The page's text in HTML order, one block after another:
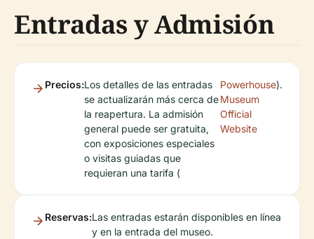
Entradas y Admisión
Precios:Los detalles de las entradas
se actualizarán más cerca de
la reapertura. La admisión
general puede ser gratuita,
con exposiciones especiales
o visitas guiadas que
requieran una tarifa (
Powerhouse
Museum
Official
Website
).
Reservas:Las entradas estarán disponibles en línea
y en la entrada del museo.